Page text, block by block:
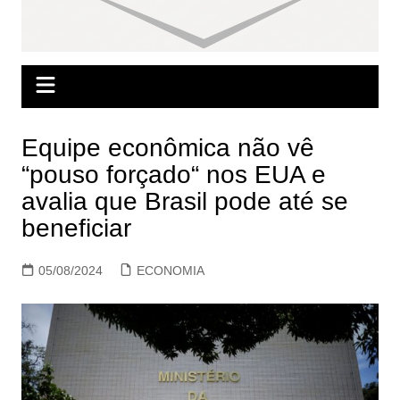
Equipe econômica não vê
“pouso forçado“ nos EUA e
avalia que Brasil pode até se
beneficiar
05/08/2024 ECONOMIA